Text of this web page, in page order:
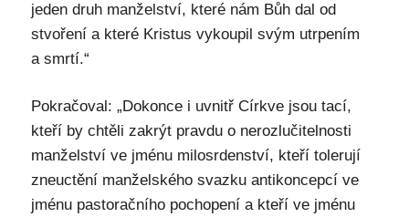
jeden druh manželství, které nám Bůh dal od
stvoření a které Kristus vykoupil svým utrpením
a smrtí.“
Pokračoval: „Dokonce i uvnitř Církve jsou tací,
kteří by chtěli zakrýt pravdu o nerozlučitelnosti
manželství ve jménu milosrdenství, kteří tolerují
zneuctění manželského svazku antikoncepcí ve
jménu pastoračního pochopení a kteří ve jménu